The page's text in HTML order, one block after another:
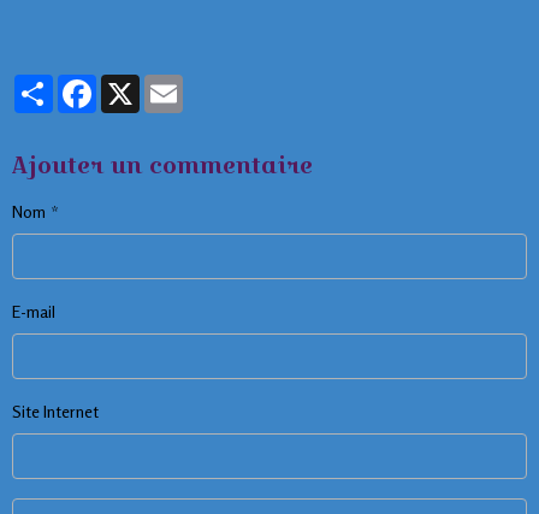
PartagerFacebook
X
Ajouter un commentaire
Nom
E-mail
Site Internet